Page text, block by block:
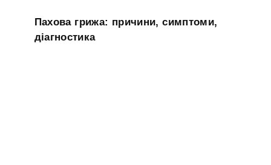
Пахова грижа: причини, симптоми,
діагностика